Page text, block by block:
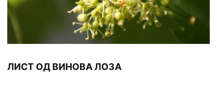
ЛИСТ ОД ВИНОВА ЛОЗА